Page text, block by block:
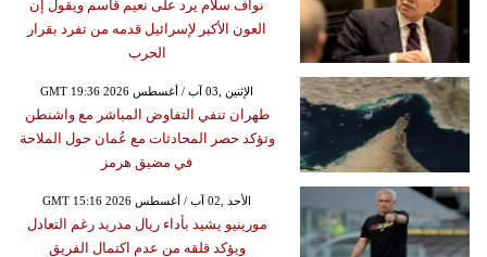
نواف سلام يرد على نعيم قاسم ويقول إن
العون الأكبر لإسرائيل قدمه من تفرد بقرار
الحرب
GMT 19:36 2026 الإثنين ,03 آب / أغسطس
طهران تنفي التفاوض المباشر مع واشنطن
وتؤكد حصر المحادثات مع عُمان حول الملاحة
في مضيق هرمز
GMT 15:16 2026 الأحد ,02 آب / أغسطس
مورينيو يشيد بأداء ريال مدريد رغم التعادل
ويؤكد قلقه من عدم اكتمال الفريق